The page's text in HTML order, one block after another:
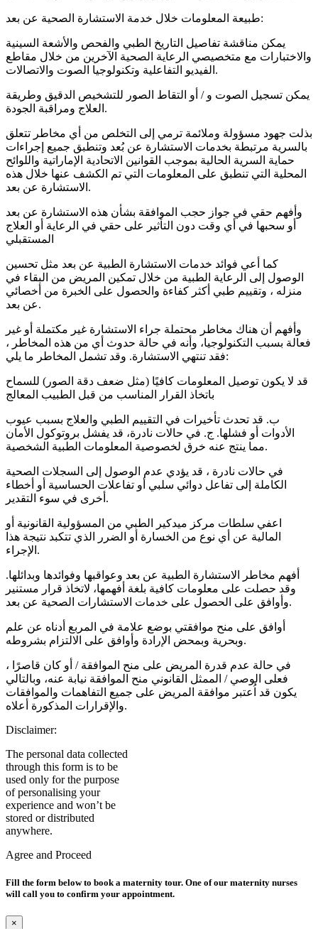
طبيعة المعلومات خلال خدمة الاستشارة الصحية عن بعد:
يمكن مناقشة تفاصيل التاريخ الطبي والفحص والأشعة السينية
والاختبارات مع متخصيصي الرعاية الصحية الآخرين من خلال مقاطع
الفيديو التفاعلية وتكنولوجيا الصوت والاتصالات.
يمكن تسجيل الصوت و / أو التقاط الصور للتشخيص الدقيق وطريقة
العلاج ومراقبة الجودة.
بذلت جهود مسؤولة وملائمة ترمي إلى التخلص من أي مخاطر تتعلق
بالسرية مرتبطة بخدمات الاستشارة عن بُعد وتنطبق جميع إجراءات
حماية السرية الحالية بموجب القوانين الاتحادية الإماراتية واللوائح
المحلية التي تنطبق على المعلومات التي تم الكشف عنها خلال هذه
الاستشارة عن بعد.
وأفهم حقي في جواز حجب الموافقة بشأن هذه الاستشارة عن بعد
أو سحبها في أي وقت دون التأثير على حقي في الرعاية أو العلاج
المستقبلي
كما أعي فوائد خدمات الاستشارة الطبية عن بعد مثل تحسين
الوصول إلى الرعاية الطبية من خلال تمكين المريض من البقاء في
منزله ، وتقييم طبي أكثر كفاءة والحصول على الخبرة من أخصائي
عن بعد.
وأفهم أن هناك مخاطر محتملة جراء الاستشارة غير مكتملة أو غير
فعالة بسبب التكنولوجيا، وأنه في حالة حدوث أي من هذه المخاطر ،
فقد تنتهي الاستشارة. وقد تشمل المخاطر ما يلي:
قد لا يكون توصيل المعلومات كافيًا (مثل ضعف دقة الصور) للسماح
باتخاذ القرار المناسب من قبل الطبيب المعالج
ب. قد تحدث تأخيرات في التقييم الطبي والعلاج بسبب عيوب
الأدوات أو فشلها. ج. في حالات نادرة، قد يفشل بروتوكول الأمان
مما ينتج عنه خرق لخصوصية المعلومات الطبية الشخصية.
في حالات نادرة ، قد يؤدي عدم الوصول إلى السجلات الصحية
الكاملة إلى تفاعل دوائي سلبي أو تفاعلات الحساسية أو أخطاء
أخرى في سوء التقدير.
اعفي سلطات مركز ميدكير الطبي من المسؤولية القانونية أو
المالية عن أي نوع من الخسارة أو الضرر الذي تتكبد نتيجة هذا
الإجراء.
أفهم مخاطر الاستشارة الطبية عن بعد وعواقبها وفوائدها وبدائلها.
وقد حصلت على معلومات كافية بلغة أفهمها، لاتخاذ قرار مستنير
وأوافق على الحصول على خدمات الاستشارات الصحية عن بعد.
أوافق على منح موافقتي بوضع علامة في المربع أدناه عن علم
وبحرية وبمحض الإرادة وأوافق على الالتزام بشروطه.
في حالة عدم قدرة المريض على منح الموافقة / أو كان قاصرًا ،
فعلى الوصي / الممثل القانوني منح الموافقة نيابة عنه، وبالتالي
يكون قد اُعتبر موافقة المريض على جميع التفاهمات والموافقات
والإقرارات المذكورة أعلاه.
Disclaimer:
The personal data collected
through this form is to be
used only for the purpose
of personalising your
experience and won’t be
stored or distributed
anywhere.
Agree and Proceed
Fill the form below to book a maternity tour. One of our maternity nurses
will call you to confirm your appointment.
×